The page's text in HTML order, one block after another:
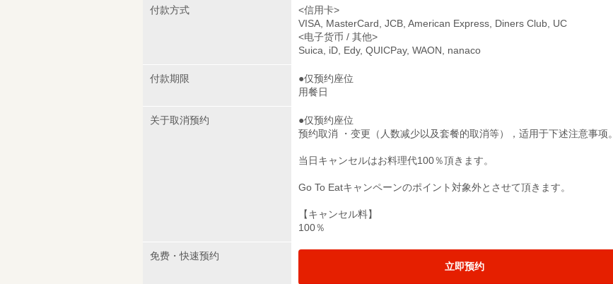
付款方式
<信用卡>
VISA, MasterCard, JCB, American Express, Diners Club, UC
<电子货币 / 其他>
Suica, iD, Edy, QUICPay, WAON, nanaco
付款期限
●仅预约座位
用餐日
关于取消预约
●仅预约座位
预约取消 ・变更（人数减少以及套餐的取消等），适用于下述注意事项。
当日キャンセルはお料理代100％頂きます。
Go To Eatキャンペーンのポイント対象外とさせて頂きます。
【キャンセル料】
100％
免费・快速预约
立即预约